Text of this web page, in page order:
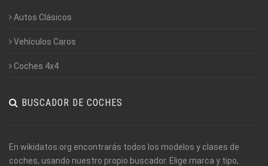
Autos Clásicos
Vehículos Caros
Coches 4x4
BUSCADOR DE COCHES
En wikidatos.org encontrarás todos los modelos y clases de
coches, usando nuestro propio buscador. Elige marca y tipo,